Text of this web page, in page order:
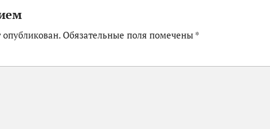
Обязательные поля помечены *